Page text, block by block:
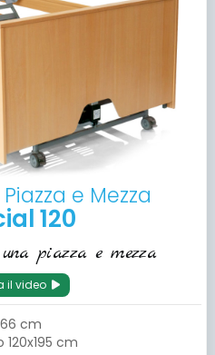
e Mezza
120
piazza e mezza
il video
cm
cm